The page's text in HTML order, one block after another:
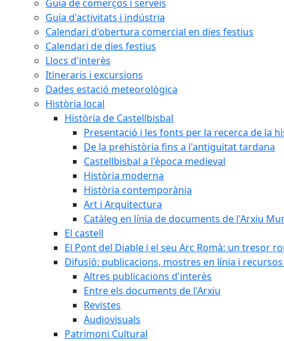
Guia de comerços i serveis
Guia d'activitats i indústria
Calendari d'obertura comercial en dies festius
Calendari de dies festius
Llocs d'interès
Itineraris i excursions
Dades estació meteorològica
Història local
Història de Castellbisbal
Presentació i les fonts per la recerca de la
De la prehistòria fins a l'antiguitat tardana
Castellbisbal a l'època medieval
Història moderna
Història contemporània
Art i Arquitectura
Catàleg en línia de documents de l'Arxiu
El castell
El Pont del Diable i el seu Arc Romà: un tresor
Difusió: publicacions, mostres en línia i
Altres publicacions d'interès
Entre els documents de l'Arxiu
Revistes
Audiovisuals
Patrimoni Cultural